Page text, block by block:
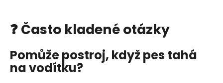
❓ Často kladené otázky
Pomůže postroj, když pes tahá
na vodítku?
ř
b
u